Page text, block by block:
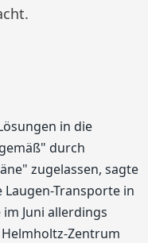
in die
durch
zugelassen, sagte
Transporte in
Juni allerdings
Zentrum